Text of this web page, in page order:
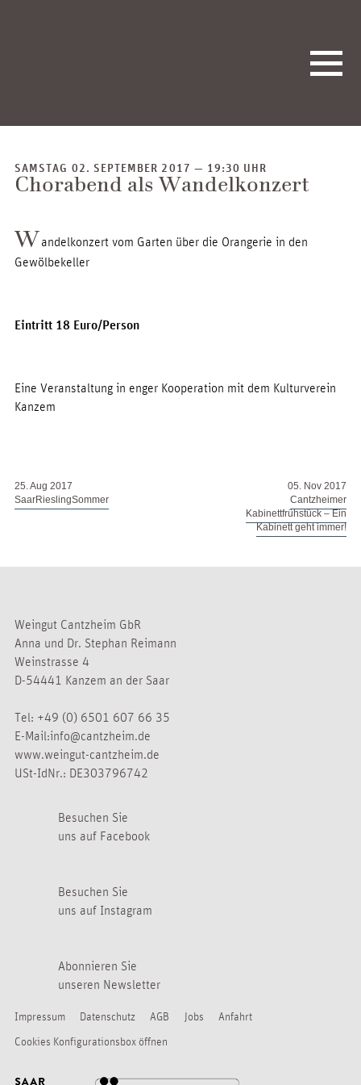
SAMSTAG 02. SEPTEMBER 2017 — 19:30 UHR
Chorabend als Wandelkonzert
W andelkonzert vom Garten über die Orangerie in den
Gewölbekeller
Eintritt 18 Euro/Person
Eine Veranstaltung in enger Kooperation mit dem Kulturverein
Kanzem
25. Aug 2017
SaarRieslingSommer
05. Nov 2017
Cantzheimer
Kabinettfrühstück – Ein
Kabinett geht immer!
Weingut Cantzheim GbR
Anna und Dr. Stephan Reimann
Weinstrasse 4
D-54441 Kanzem an der Saar
Tel: +49 (0) 6501 607 66 35
E-Mail:info@cantzheim.de
www.weingut-cantzheim.de
USt-IdNr.: DE303796742
Besuchen Sie
uns auf Facebook
Besuchen Sie
uns auf Instagram
Abonnieren Sie
unseren Newsletter
Impressum Datenschutz AGB Jobs
Anfahrt
Cookies Konfigurationsbox öffnen